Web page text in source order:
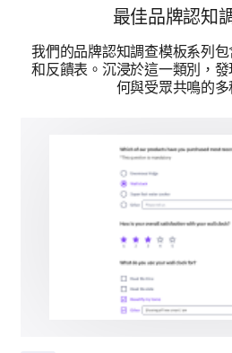
您會考慮未來從我們品牌購
是的
您預見未來一年您對我們
用方式會有何變化？
最佳品牌認知
我們的品牌認知調查模板系列
和反饋表。沉浸於這一類別，
何與受眾共鳴的多